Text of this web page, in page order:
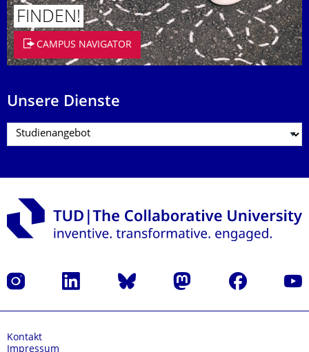
FINDEN!
CAMPUS NAVIGATOR
Unsere Dienste
Instagram LinkedIn Bluesky Mastodon Facebook
Kontakt
Impressum